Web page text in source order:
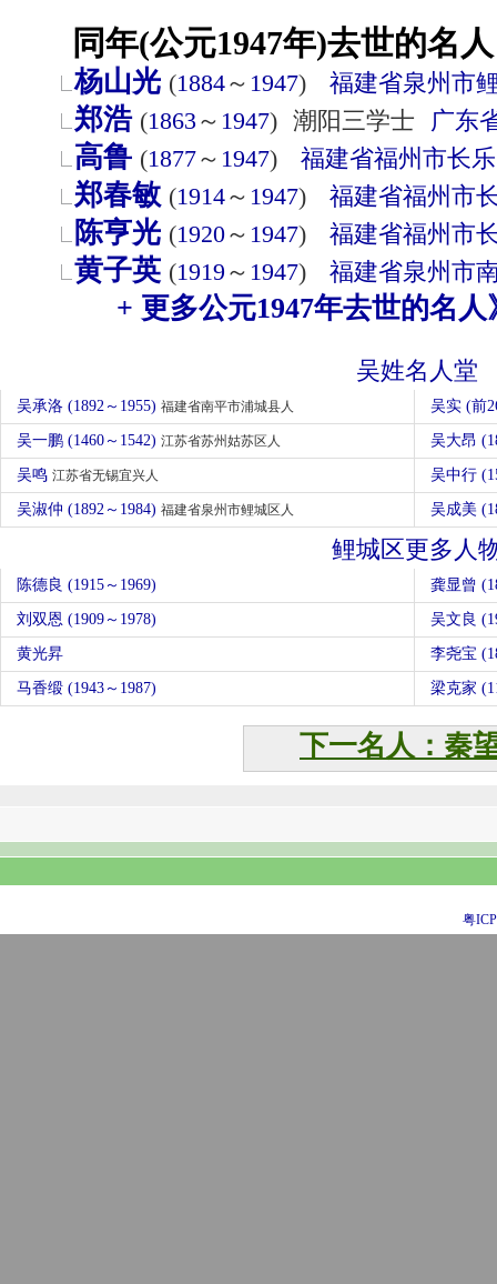
同年(公元1947年)去世的名
杨山光 (1884～ 1947) 福建省泉州市
郑浩 (1863 ～ 1947) 潮阳三学士 广东
高鲁 (1877～ 1947) 福建省福州市长乐
郑春敏 (1914～ 1947) 福建省福州市
陈亨光 (1920～ 1947) 福建省福州市
黄子英 (1919 ～ 1947) 福建省泉州市
+ 更多公元1947年去世的名人
吴姓名人堂
吴承洛 (1892～1955) 福建省南平市浦城县人 吴实 (前
吴一鹏 (1460～1542) 江苏省苏州姑苏区人 吴大昂
吴鸣 江苏省无锡宜兴人 吴中行
吴淑仲 (1892～1984) 福建省泉州市鲤城区人 吴成美
鲤城区更多人
陈德良 (1915～1969) 龚显曾
刘双恩 (1909～1978) 吴文良
黄光昇 李尧宝
马香缎 (1943～1987) 梁克家
下一名人：秦
粤